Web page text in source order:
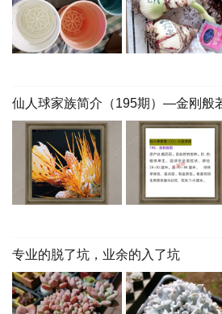
仙人球家族简介（195期）—金刚般
专业的脱了坑，业余的入了坑